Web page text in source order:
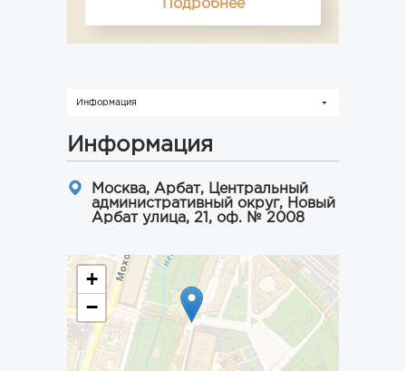
Подробнее
Информация
Информация
Москва, Арбат, Центральный
административный округ, Новый
Арбат улица, 21, оф. № 2008
+
−